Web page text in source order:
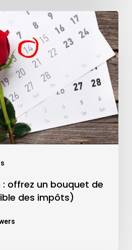
offrez un bouquet de
des impôts)